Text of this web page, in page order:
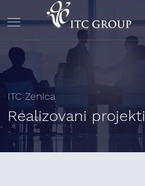
ITC Zenica
Realizovani projekti